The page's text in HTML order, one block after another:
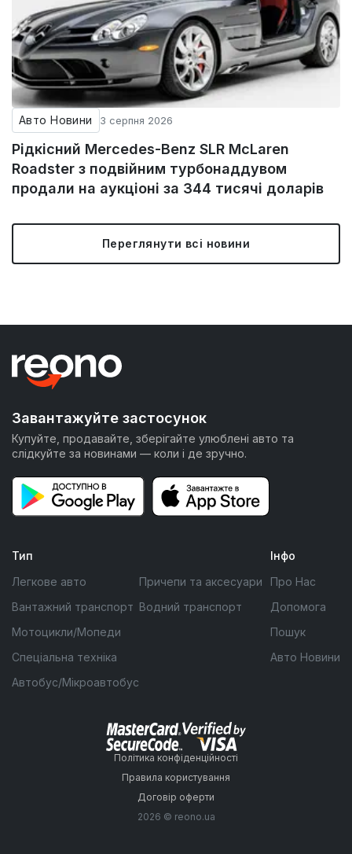
Авто Новини 3 серпня 2026
Рідкісний Mercedes-Benz SLR McLaren
Roadster з подвійним турбонаддувом
продали на аукціоні за 344 тисячі доларів
Переглянути всі новини
Завантажуйте застосунок
Купуйте, продавайте, зберігайте улюблені авто та
слідкуйте за новинами — коли і де зручно.
Тип
Легкове авто
Вантажний транспорт
Мотоцикли/Мопеди
Спеціальна техніка
Автобус/Мікроавтобус
Причепи та аксесуари
Водний транспорт
Інфо
Про Нас
Допомога
Пошук
Авто Новини
Політика конфіденційності
Правила користування
Договір оферти
2026 © reono.ua